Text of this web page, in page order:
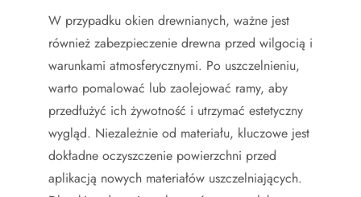
W przypadku okien drewnianych, ważne jest
również zabezpieczenie drewna przed wilgocią i
warunkami atmosferycznymi. Po uszczelnieniu,
warto pomalować lub zaolejować ramy, aby
przedłużyć ich żywotność i utrzymać estetyczny
wygląd. Niezależnie od materiału, kluczowe jest
dokładne oczyszczenie powierzchni przed
aplikacją nowych materiałów uszczelniających.